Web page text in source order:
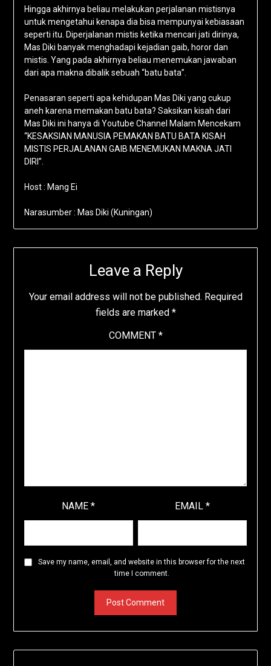
Hingga akhirnya beliau melakukan perjalanan mistisnya
untuk mengetahui kenapa dia bisa mempunyai kebiasaan
seperti itu. Diperjalanan mistis ketika mencari jati dirinya,
Mas Diki banyak menghadapi kejadian gaib, horor dan
mistis. Yang pada akhirnya beliau menemukan jawaban
dari apa makna dibalik sebuah “batu bata”.
Penasaran seperti apa kehidupan Mas Diki yang cukup
aneh karena memakan batu bata? Saksikan kisah dari
Mas Diki ini hanya di Youtube Channel Malam Mencekam
“KESAKSIAN MANUSIA PEMAKAN BATU BATA KISAH
MISTIS PERJALANAN GAIB MENEMUKAN MAKNA JATI
DIRI”.
Host : Mang Ei
Narasumber : Mas Diki (Kuningan)
Leave a Reply
Your email address will not be published. Required
fields are marked *
COMMENT *
NAME* EMAIL*
Save my name, email, and website in this browser for the next
time I comment.